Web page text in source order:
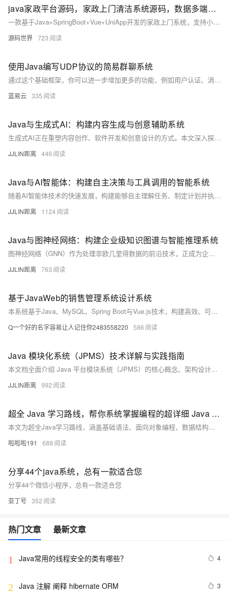
java家政平台源码，家政上门清洁系统源码，数据多端互通，可直接搭建使用
一款基于Java+SpringBoot+Vue+UniApp开发的家政上门系统，支持小程序、APP、H5、公众号多端互通。涵盖用户端、技工端与管理后台，支持多城市、服务分类、在线预约、微信支付、抢单派单、技能认证、钱包提现等功能，源码开源，可直接部署使用。
源码世界 723
使用Java编写UDP协议的简易群聊系统
通过这个基础框架，你可以进一步增加更多的功能，例如用户认证、消息格式化、更复杂的客户端界面等，来丰富你的群聊系统。
蓝易云 335
Java与生成式AI：构建内容生成与创意辅助系统
生成式AI正在重塑内容创作、软件开发和创意设计的方式。本文深入探讨如何在Java生态中构建支持文本、图像、代码等多种生成任务的创意辅助系统。我们将完整展示集成大型生成模型（如GPT、Stable Diffusion）、处理生成任务队列、优化生成结果以及构建企业级生成式AI应用的全流程，为Java开发者提供构建下一代创意辅助系统的完整技术方案。
JJLIN距离 446
Java与AI智能体：构建自主决策与工具调用的智能系统
随着AI智能体技术的快速发展，构建能够自主理解任务、制定计划并执行复杂操作的智能系统已成为新的技术前沿。本文深入探讨如何在Java生态中构建具备工具调用、记忆管理和自主决策能力的AI智能体系统。我们将完整展示从智能体架构设计、工具生态系统、记忆机制到多智能体协作的全流程，为Java开发者提供构建下一代自主智能系统的完整技术方案。
JJLIN距离 1124
Java与图神经网络：构建企业级知识图谱与智能推理系统
图神经网络（GNN）作为处理非欧几里得数据的前沿技术，正成为企业知识管理和智能推理的核心引擎。本文深入探讨如何在Java生态中构建基于GNN的知识图谱系统，涵盖从图数据建模、GNN模型集成、分布式图计算到实时推理的全流程。通过具体的代码实现和架构设计，展示如何将先进的图神经网络技术融入传统Java企业应用，为构建下一代智能决策系统提供完整解决方案。
JJLIN距离 763
基于JavaWeb的销售管理系统设计系统
本系统基于Java、MySQL、Spring Boot与Vue.js技术，构建高效、可扩展的销售管理平台，实现客户、订单、数据可视化等全流程自动化管理，提升企业运营效率与决策能力。
Q一个好的名字容易让人记住你2483558220 586
Java 模块化系统（JPMS）技术详解与实践指南
本文档全面介绍 Java 平台模块系统（JPMS）的核心概念、架构设计和实践应用。作为 Java 9 引入的最重要特性之一，JPMS 为 Java 应用程序提供了强大的模块化支持，解决了长期存在的 JAR 地狱问题，并改善了应用的安全性和可维护性。本文将深入探讨模块声明、模块路径、访问控制、服务绑定等核心机制，帮助开发者构建更加健壮和可维护的 Java 应用。
JJLIN距离 992
超全 Java 学习路线，帮你系统掌握编程的超详细 Java 学习路线
本文为超全Java学习路线，涵盖基础语法、面向对象编程、数据结构与算法、多线程、JVM原理、主流框架（如Spring Boot）、数据库（MySQL、Redis）及项目实战等内容，助力从零基础到企业级开发高手的进阶之路。
啦啦啦191 688
分享44个java系统，总有一款适合您
分享44个微信小程序，总有一款适合您
亚丁号 352
热门文章 最新文章
1 Java常用的线程安全的类有哪些？ 4
2 Java 注解 阐释 hibernate ORM 3